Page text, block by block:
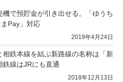
機で預貯金が引き出せる。「ゆうち
Pay」対応
2019年4月24日
相鉄本線を結ぶ新路線の名称は「新
鉄線はJRにも直通
2018年12月13日